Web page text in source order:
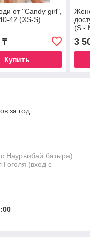
от "Candy girl",
42 (XS-S)
₸
Купить
(S -
3
за год
Наурызбай батыра).
(вход с